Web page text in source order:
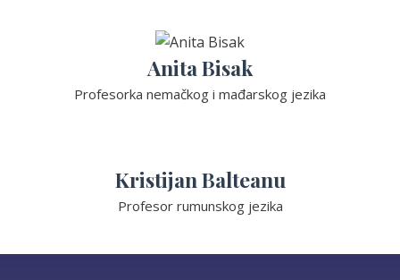
Anita Bisak
Profesorka nemačkog i mađarskog jezika
Kristijan Balteanu
Profesor rumunskog jezika